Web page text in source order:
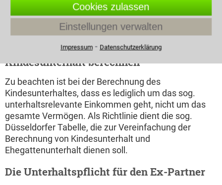
andere Elternteil kümmert sich täglich um das Kind
d.h. sorgt für Essen, Kleidung, kümmert sich um
Schulangelegenheiten und Freizeitaktivitäten
Kindesunterhalt berechnen
Zu beachten ist bei der Berechnung des
Kindesunterhaltes, dass es lediglich um das sog.
unterhaltsrelevante Einkommen geht, nicht um das
gesamte Vermögen. Als Richtlinie dient die sog.
Düsseldorfer Tabelle, die zur Vereinfachung der
Berechnung von Kindesunterhalt und
Ehegattenunterhalt dienen soll.
Die Unterhaltspflicht für den Ex-Partner
Cookies zulassen
Einstellungen verwalten
Impressum⁃ Datenschutzerklärung